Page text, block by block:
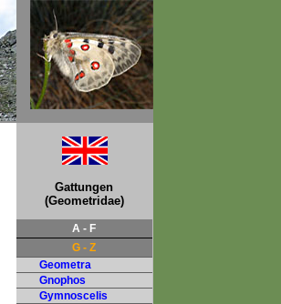
Gattungen
(Geometridae)
A - F
G - Z
Geometra
Gnophos
Gymnoscelis